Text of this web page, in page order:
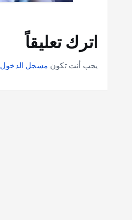
اترك تعليقاً
يجب أنت تكون مسجل الدخول